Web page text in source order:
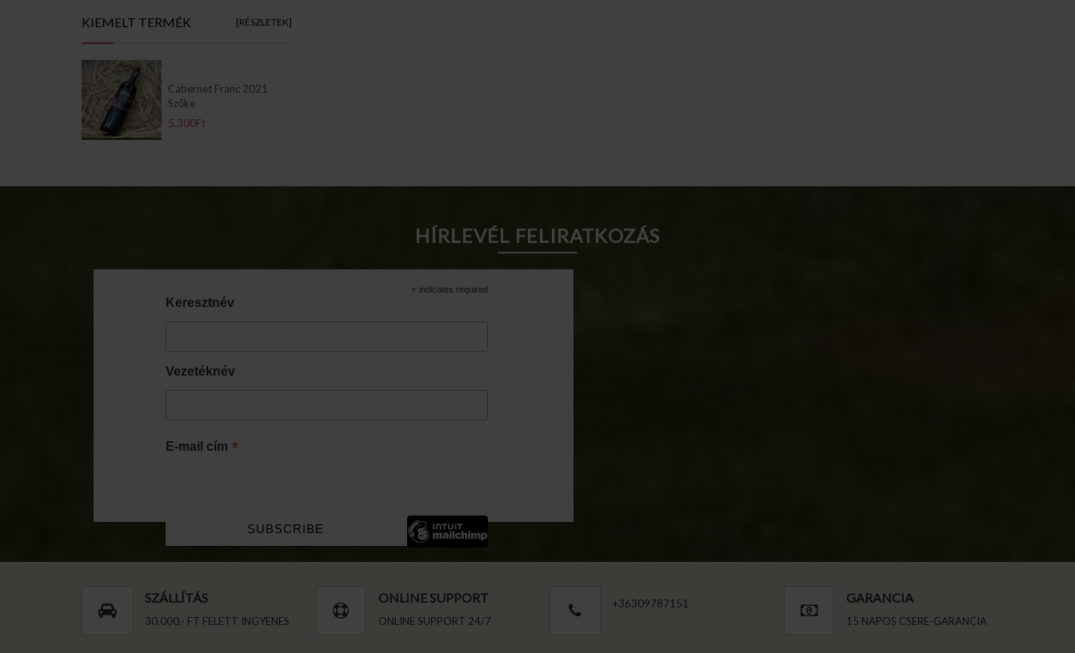
KIEMELT TERMÉK [RÉSZLETEK]
Cabernet Franc 2021
Szőke
5.300Ft
HÍRLEVÉL FELIRATKOZÁS
* indicates required
Keresztnév
Vezetéknév
E-mail cím *
SZÁLLÍTÁS
30.000,- FT FELETT INGYENES
ONLINE SUPPORT
ONLINE SUPPORT 24/7
+36309787151 GARANCIA
15 NAPOS CSERE-GARANCIA